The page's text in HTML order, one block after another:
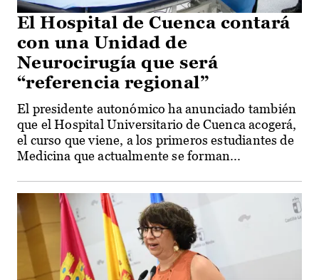
El Hospital de Cuenca contará
con una Unidad de
Neurocirugía que será
“referencia regional”
El presidente autonómico ha anunciado también
que el Hospital Universitario de Cuenca acogerá,
el curso que viene, a los primeros estudiantes de
Medicina que actualmente se forman...